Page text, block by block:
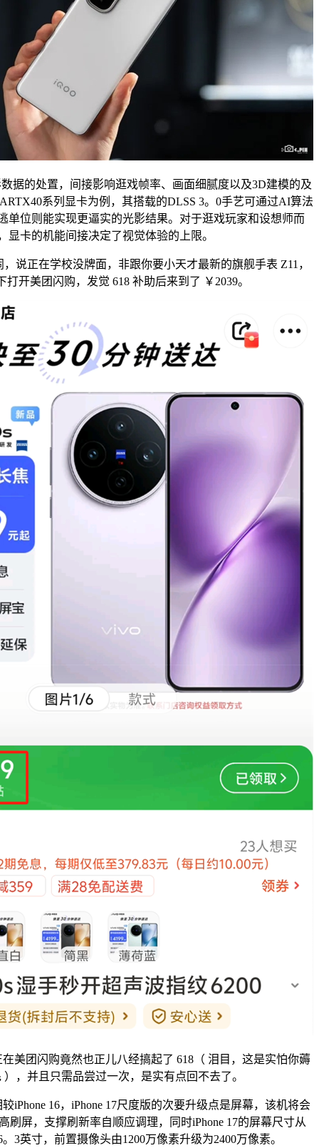
的处置，间接影响逛戏帧率、画面细腻度以及3D建模的及
系列显卡为例，其搭载的DLSS 3。0手艺可通过AI算法
单位则能实现更逼实的光影结果。对于逛戏玩家和设想师而
显卡的机能间接决定了视觉体验的上限。
正在学校没牌面，非跟你要小天才最新的旗舰手表 Z11，
打开美团闪购，发觉 618 补助后来到了 ￥2039。
团闪购竟然也正儿八经搞起了 618（ 泪目，这是实怕你薅
），并且只需品尝过一次，是实有点回不去了。
16，iPhone 17尺度版的次要升级点是屏幕，该机将会
刷屏，支撑刷新率自顺应调理，同时iPhone 17的屏幕尺寸从
3英寸，前置摄像头由1200万像素升级为2400万像素。